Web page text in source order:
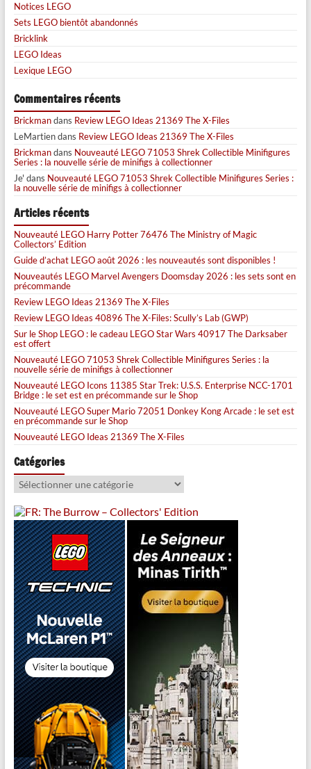
Notices LEGO
Sets LEGO bientôt abandonnés
Bricklink
LEGO Ideas
Lexique LEGO
Commentaires récents
Brickmandans Review LEGO Ideas 21369 The X-Files
LeMartiendans Review LEGO Ideas 21369 The X-Files
Brickmandans Nouveauté LEGO 71053 Shrek Collectible Minifigures
Series : la nouvelle série de minifigs à collectionner
Je' dans Nouveauté LEGO 71053 Shrek Collectible Minifigures Series :
la nouvelle série de minifigs à collectionner
Articles récents
Nouveauté LEGO Harry Potter 76476 The Ministry of Magic
Collectors’ Edition
Guide d’achat LEGO août 2026 : les nouveautés sont disponibles !
Nouveautés LEGO Marvel Avengers Doomsday 2026 : les sets sont en
précommande
Review LEGO Ideas 21369 The X-Files
Review LEGO Ideas 40896 The X-Files: Scully’s Lab (GWP)
Sur le Shop LEGO : le cadeau LEGO Star Wars 40917 The Darksaber
est offert
Nouveauté LEGO 71053 Shrek Collectible Minifigures Series : la
nouvelle série de minifigs à collectionner
Nouveauté LEGO Icons 11385 Star Trek: U.S.S. Enterprise NCC-1701
Bridge : le set est en précommande sur le Shop
Nouveauté LEGO Super Mario 72051 Donkey Kong Arcade : le set est
en précommande sur le Shop
Nouveauté LEGO Ideas 21369 The X-Files
Catégories
Catégories